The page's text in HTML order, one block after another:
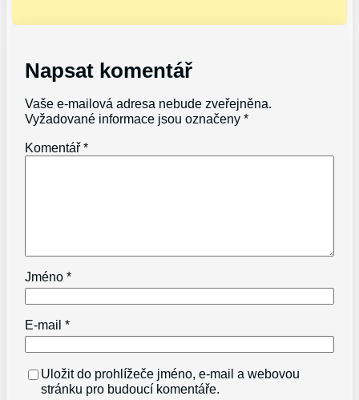
Napsat komentář
Vaše e-mailová adresa nebude zveřejněna.
Vyžadované informace jsou označeny*
Komentář*
Jméno*
E-mail*
Uložit do prohlížeče jméno, e-mail a webovou
stránku pro budoucí komentáře.